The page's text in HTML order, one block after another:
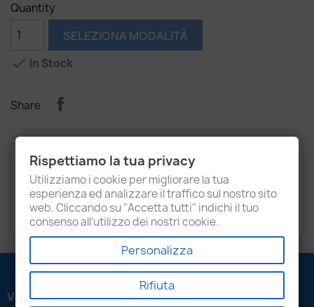
Quantity
SELEZIONA MODALITÀ
 In Stock
Share
Description
Product Details
Attachments
Recensioni
VENEZIANI LUIGI SRL 
Rispettiamo la tua privacy
Utilizziamo i cookie per migliorare la tua
esperienza ed analizzare il traffico sul nostro sito
web. Cliccando su "Accetta tutti" indichi il tuo
consenso all'utilizzo dei nostri cookie.
Personalizza
Rifiuta